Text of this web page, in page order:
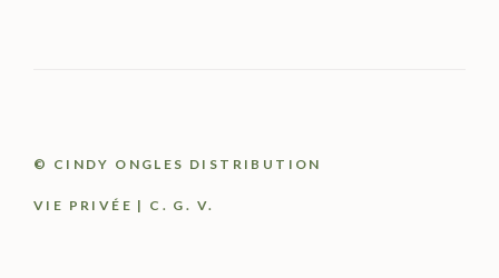
© CINDY ONGLES DISTRIBUTION
VIE PRIVÉE | C. G. V.